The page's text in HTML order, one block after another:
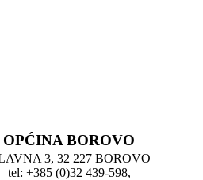
OPĆINA BOROVO
3, 32 227 BOROVO
tel: +385 (0)32 439-598,